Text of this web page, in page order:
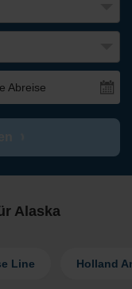
Abreise
Alaska
Line Holland